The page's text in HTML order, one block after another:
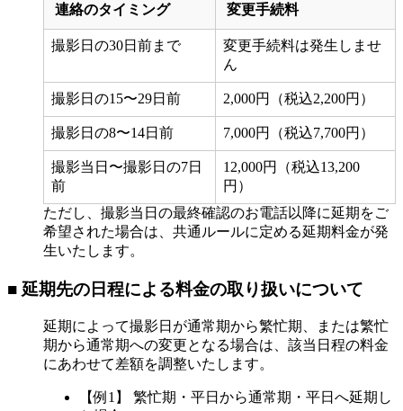
連絡のタイミング
変更手続料
撮影日の30日前まで
変更手続料は発生しませ
ん
撮影日の15〜29日前 2,000円（税込2,200円）
撮影日の8〜14日前 7,000円（税込7,700円）
撮影当日〜撮影日の7日
前
12,000円（税込13,200
円）
ただし、撮影当日の最終確認のお電話以降に延期をご
希望された場合は、共通ルールに定める延期料金が発
生いたします。
■ 延期先の日程による料金の取り扱いについて
延期によって撮影日が通常期から繁忙期、または繁忙
期から通常期への変更となる場合は、該当日程の料金
にあわせて差額を調整いたします。
【例1】 繁忙期・平日から通常期・平日へ延期し